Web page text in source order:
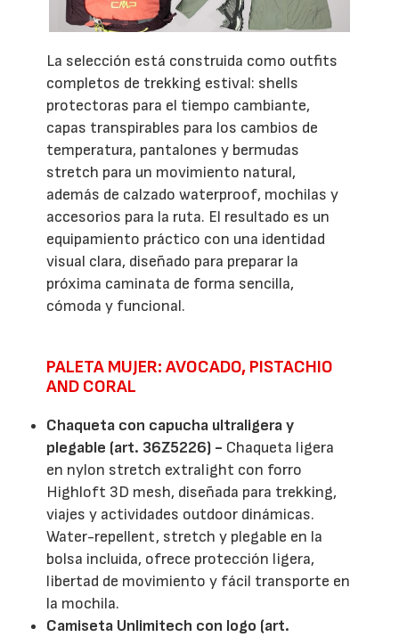
La selección está construida como outfits
completos de trekking estival: shells
protectoras para el tiempo cambiante,
capas transpirables para los cambios de
temperatura, pantalones y bermudas
stretch para un movimiento natural,
además de calzado waterproof, mochilas y
accesorios para la ruta. El resultado es un
equipamiento práctico con una identidad
visual clara, diseñado para preparar la
próxima caminata de forma sencilla,
cómoda y funcional.
PALETA MUJER: AVOCADO, PISTACHIO
AND CORAL
Chaqueta con capucha ultraligera y
plegable (art. 36Z5226) - Chaqueta ligera
en nylon stretch extralight con forro
Highloft 3D mesh, diseñada para trekking,
viajes y actividades outdoor dinámicas.
Water-repellent, stretch y plegable en la
bolsa incluida, ofrece protección ligera,
libertad de movimiento y fácil transporte en
la mochila.
Camiseta Unlimitech con logo (art.